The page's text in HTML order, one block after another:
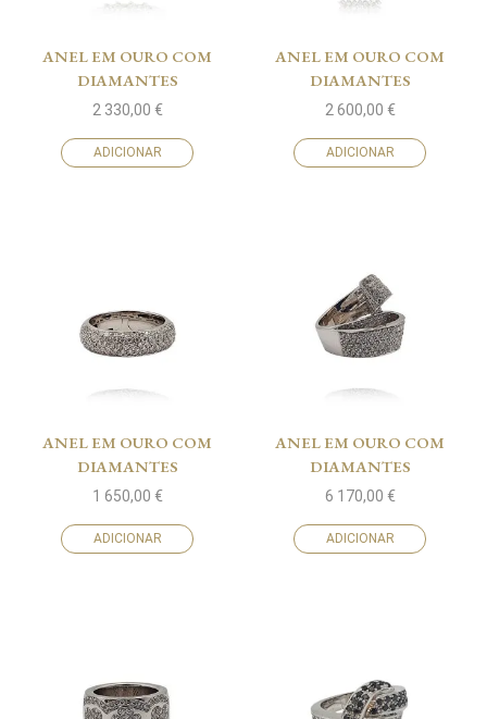
ANEL EM OURO COM
DIAMANTES
2 330,00 €
ADICIONAR
ANEL EM OURO COM
DIAMANTES
2 600,00 €
ADICIONAR
ANEL EM OURO COM
DIAMANTES
1 650,00 €
ADICIONAR
ANEL EM OURO COM
DIAMANTES
6 170,00 €
ADICIONAR